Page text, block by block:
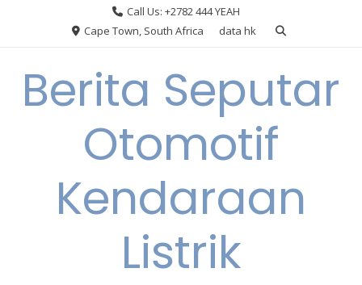
Call Us: +2782 444 YEAH
Cape Town, South Africa
data hk
Berita Seputar
Otomotif
Kendaraan
Listrik